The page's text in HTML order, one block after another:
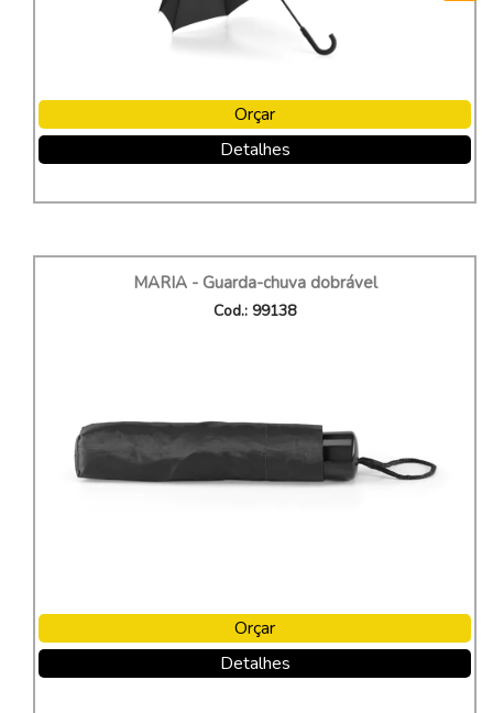
Orçar
Detalhes
MARIA - Guarda-chuva dobrável
Cod.: 99138
Orçar
Detalhes